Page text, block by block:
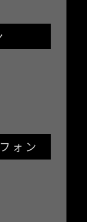
ォン